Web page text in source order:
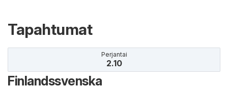
Tapahtumat
Perjantai
2.10
Finlandssvenska